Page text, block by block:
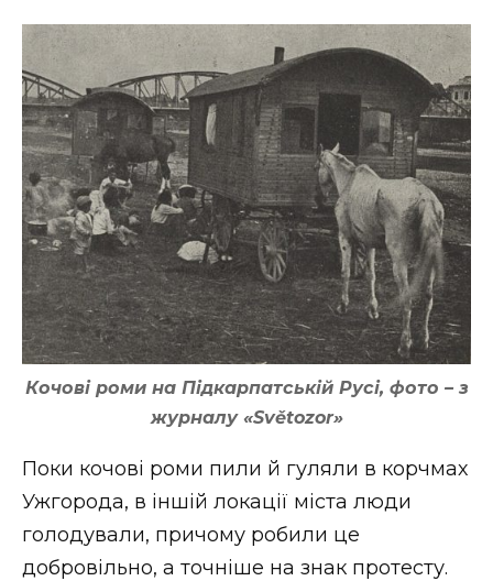
Кочові роми на Підкарпатській Русі, фото – з
журналу «Světozor»
Поки кочові роми пили й гуляли в корчмах
Ужгорода, в іншій локації міста люди
голодували, причому робили це
добровільно, а точніше на знак протесту.